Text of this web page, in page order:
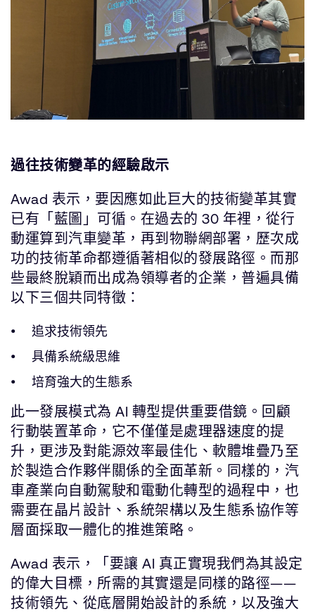
過往技術變革的經驗啟示
Awad 表示，要因應如此巨大的技術變革其實
已有「藍圖」可循。在過去的 30 年裡，從行
動運算到汽車變革，再到物聯網部署，歷次成
功的技術革命都遵循著相似的發展路徑。而那
些最終脫穎而出成為領導者的企業，普遍具備
以下三個共同特徵：
追求技術領先
具備系統級思維
培育強大的生態系
此一發展模式為 AI 轉型提供重要借鏡。回顧
行動裝置革命，它不僅僅是處理器速度的提
升，更涉及對能源效率最佳化、軟體堆疊乃至
於製造合作夥伴關係的全面革新。同樣的，汽
車產業向自動駕駛和電動化轉型的過程中，也
需要在晶片設計、系統架構以及生態系協作等
層面採取一體化的推進策略。
Awad 表示，「要讓 AI 真正實現我們為其設定
的偉大目標，所需的其實還是同樣的路徑——
技術領先、從底層開始設計的系統，以及強大